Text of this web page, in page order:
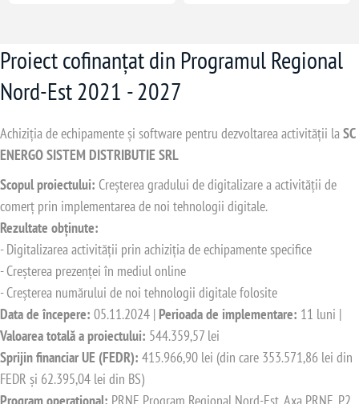
Proiect cofinanțat din Programul Regional
Nord-Est 2021 - 2027
Achiziția de echipamente și software pentru dezvoltarea activității laSC
ENERGO SISTEM DISTRIBUTIE SRL
Scopul proiectului: Creșterea gradului de digitalizare a activității de
comerț prin implementarea de noi tehnologii digitale.
Rezultate obținute:
- Digitalizarea activității prin achiziția de echipamente specifice
- Creșterea prezenței în mediul online
- Creșterea numărului de noi tehnologii digitale folosite
Data de începere: 05.11.2024 | Perioada de implementare: 11 luni |
Valoarea totală a proiectului: 544.359,57 lei
Sprijin financiar UE (FEDR): 415.966,90 lei (din care 353.571,86 lei din
FEDR și 62.395,04 lei din BS)
Program operațional: PRNE Program Regional Nord-Est, Axa PRNE_P2